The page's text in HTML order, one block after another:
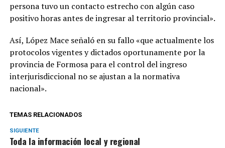
persona tuvo un contacto estrecho con algún caso
positivo horas antes de ingresar al territorio provincial».
Así, López Mace señaló en su fallo «que actualmente los
protocolos vigentes y dictados oportunamente por la
provincia de Formosa para el control del ingreso
interjurisdiccional no se ajustan a la normativa
nacional».
TEMAS RELACIONADOS
SIGUIENTE
Toda la información local y regional